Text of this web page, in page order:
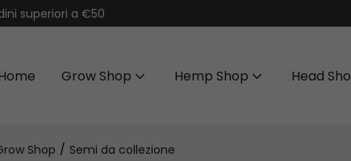
superiori a €50
Grow Shop Hemp Shop Head
Shop Semi da collezione